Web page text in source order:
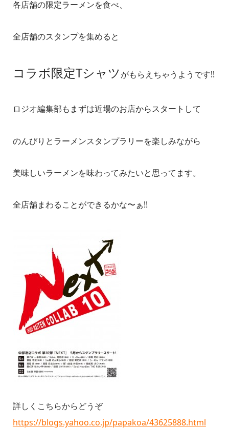
各店舗の限定ラーメンを食べ、
全店舗のスタンプを集めると
コラボ限定Tシャツがもらえちゃうようです!!
ロジオ編集部もまずは近場のお店からスタートして
のんびりとラーメンスタンプラリーを楽しみながら
美味しいラーメンを味わってみたいと思ってます。
全店舗まわることができるかな〜ぁ!!
詳しくこちらからどうぞ
https://blogs.yahoo.co.jp/papakoa/43625888.html